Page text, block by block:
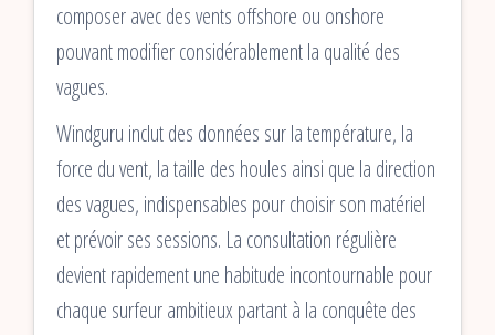
composer avec des vents offshore ou onshore
pouvant modifier considérablement la qualité des
vagues.
Windguru inclut des données sur la température, la
force du vent, la taille des houles ainsi que la direction
des vagues, indispensables pour choisir son matériel
et prévoir ses sessions. La consultation régulière
devient rapidement une habitude incontournable pour
chaque surfeur ambitieux partant à la conquête des